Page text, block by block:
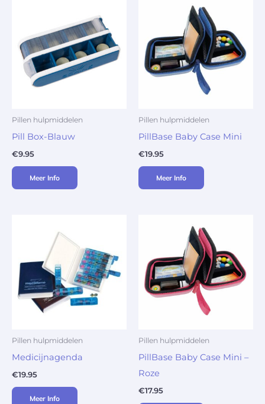
Pillen hulpmiddelen
Pill Box-Blauw
€9.95
Meer Info
Pillen hulpmiddelen
PillBase Baby Case Mini
€19.95
Meer Info
Pillen hulpmiddelen
Medicijnagenda
€19.95
Meer Info
Pillen hulpmiddelen
PillBase Baby Case Mini –
Roze
€17.95